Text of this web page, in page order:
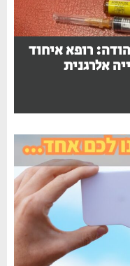
רופא איחוד